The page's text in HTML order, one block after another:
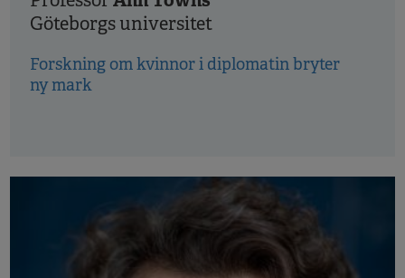
Göteborgs universitet
Forskning om kvinnor i diplomatin bryter
ny mark